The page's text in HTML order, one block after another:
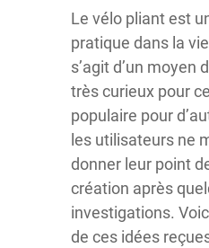
Le vélo pliant est
pratique dans la
s’agit d’un moyen
très curieux pour
populaire pour
les utilisateurs ne
donner leur point
création après
investigations.
de ces idées